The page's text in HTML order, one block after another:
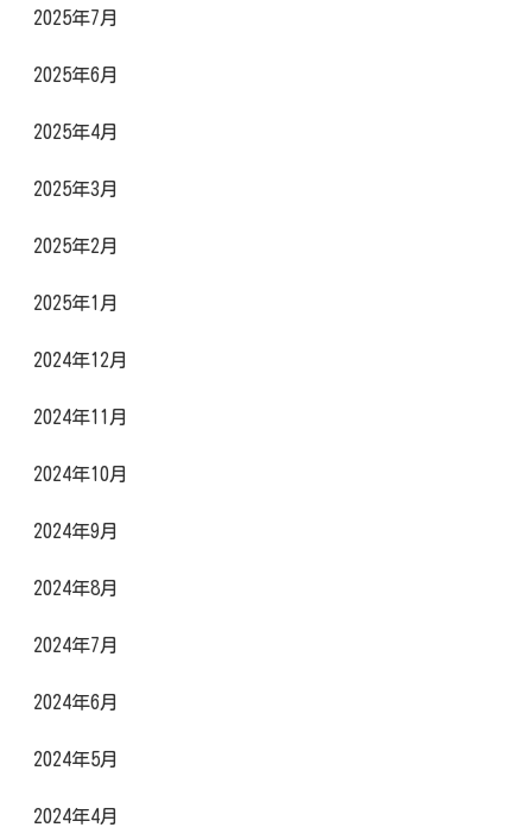
2025年7月
2025年6月
2025年4月
2025年3月
2025年2月
2025年1月
2024年12月
2024年11月
2024年10月
2024年9月
2024年8月
2024年7月
2024年6月
2024年5月
2024年4月